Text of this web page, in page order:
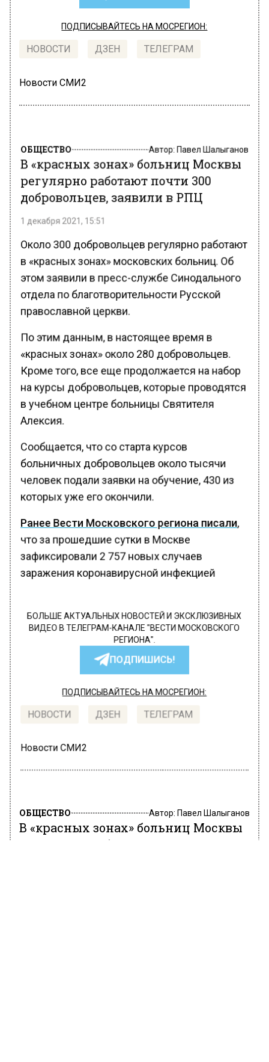
ПОДПИСЫВАЙТЕСЬ НА МОСРЕГИОН:
НОВОСТИ ДЗЕН ТЕЛЕГРАМ
Новости СМИ2
ОБЩЕСТВО Автор:Павел Шалыганов
В «красных зонах» больниц Москвы
регулярно работают почти 300
добровольцев, заявили в РПЦ
1 декабря 2021, 15:51
Около 300 добровольцев регулярно работают
в «красных зонах» московских больниц. Об
этом заявили в пресс-службе Синодального
отдела по благотворительности Русской
православной церкви.
По этим данным, в настоящее время в
«красных зонах» около 280 добровольцев.
Кроме того, все еще продолжается на набор
на курсы добровольцев, которые проводятся
в учебном центре больницы Святителя
Алексия.
Сообщается, что со старта курсов
больничных добровольцев около тысячи
человек подали заявки на обучение, 430 из
которых уже его окончили.
Ранее Вести Московского региона писали,
что за прошедшие сутки в Москве
зафиксировали 2 757 новых случаев
заражения коронавирусной инфекцией
БОЛЬШЕ АКТУАЛЬНЫХ НОВОСТЕЙ И ЭКСКЛЮЗИВНЫХ
ВИДЕО В ТЕЛЕГРАМ-КАНАЛЕ "ВЕСТИ МОСКОВСКОГО
РЕГИОНА".
ПОДПИШИСЬ!
ПОДПИСЫВАЙТЕСЬ НА МОСРЕГИОН:
НОВОСТИ ДЗЕН ТЕЛЕГРАМ
Новости СМИ2
ОБЩЕСТВО Автор: Павел Шалыганов
В «красных зонах» больниц Москвы
регулярно работают почти 300